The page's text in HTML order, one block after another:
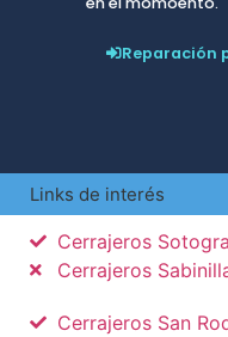
Reparación
Links de interés
Cerrajeros
Cerrajeros
Cerrajeros San